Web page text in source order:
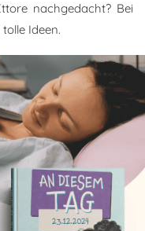
nachgedacht? Bei
Ideen.